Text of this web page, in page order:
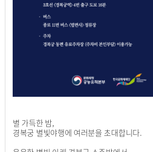
별 가득한 밤,
경복궁 별빛야행에 여러분을 초대합니다.